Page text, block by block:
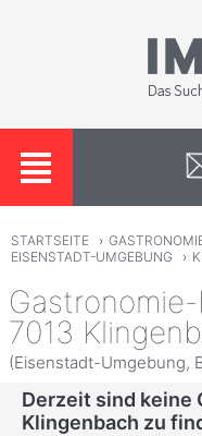
STARTSEITE ›
EISENSTADT-UMGEBUNG
›
7013
(Eisenstadt-Umgebung,
Derzeit sind keine
Klingenbach zu